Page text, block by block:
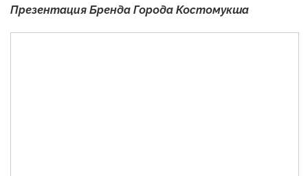
Презентация Бренда Города Костомукша